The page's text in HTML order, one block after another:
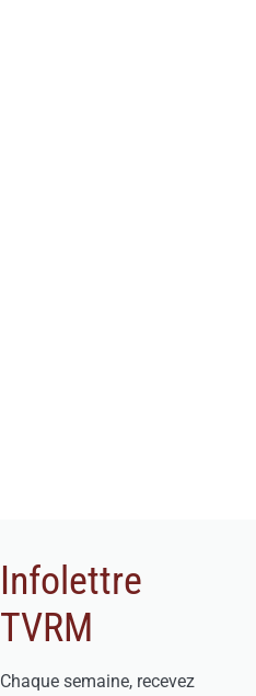
Infolettre
TVRM
Chaque semaine, recevez